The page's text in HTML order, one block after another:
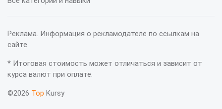
Реклама. Информация о рекламодателе по ссылкам на
сайте
* Итоговая стоимость может отличаться и зависит от
курса валют при оплате.
©2026 Top Kursy